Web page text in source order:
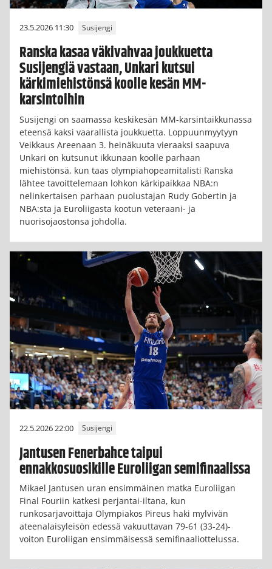
23.5.2026 11:30 Susijengi
Ranska kasaa väkivahvaa joukkuetta
Susijengiä vastaan, Unkari kutsui
kärkimiehistönsä koolle kesän MM-
karsintoihin
Susijengi on saamassa keskikesän MM-karsintaikkunassa
eteensä kaksi vaarallista joukkuetta. Loppuunmyytyyn
Veikkaus Areenaan 3. heinäkuuta vieraaksi saapuva
Unkari on kutsunut ikkunaan koolle parhaan
miehistönsä, kun taas olympiahopeamitalisti Ranska
lähtee tavoittelemaan lohkon kärkipaikkaa NBA:n
nelinkertaisen parhaan puolustajan Rudy Gobertin ja
NBA:sta ja Euroliigasta kootun veteraani- ja
nuorisojaostonsa johdolla.
22.5.2026 22:00 Susijengi
Jantusen Fenerbahce taipui
ennakkosuosikille Euroliigan semifinaalissa
Mikael Jantusen uran ensimmäinen matka Euroliigan
Final Fouriin katkesi perjantai-iltana, kun
runkosarjavoittaja Olympiakos Pireus haki mylvivän
ateenalaisyleisön edessä vakuuttavan 79-61 (33-24)-
voiton Euroliigan ensimmäisessä semifinaaliottelussa.